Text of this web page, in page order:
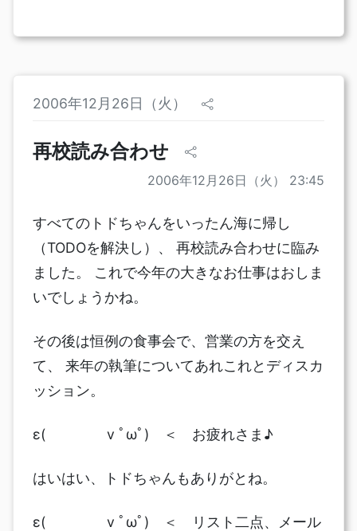
2006年12月26日（火）
再校読み合わせ
2006年12月26日（火） 23:45
すべてのトドちゃんをいったん海に帰し
（TODOを解決し）、 再校読み合わせに臨み
ました。 これで今年の大きなお仕事はおしま
いでしょうかね。
その後は恒例の食事会で、営業の方を交え
て、 来年の執筆についてあれこれとディスカ
ッション。
ε( v ﾟωﾟ) ＜ お疲れさま♪
はいはい、トドちゃんもありがとね。
ε( v ﾟωﾟ) ＜ リスト二点、メール